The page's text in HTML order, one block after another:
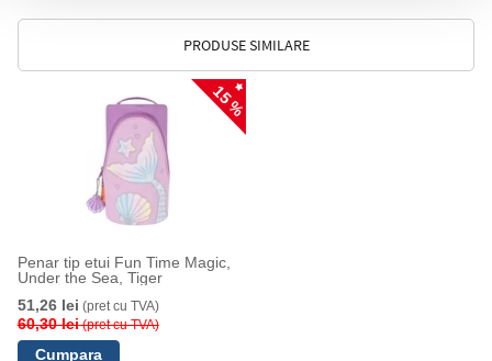
PRODUSE SIMILARE
15 %
Penar tip etui Fun Time Magic,
Under the Sea, Tiger
51,26 lei (pret cu TVA)
60,30 lei(pret cu TVA)